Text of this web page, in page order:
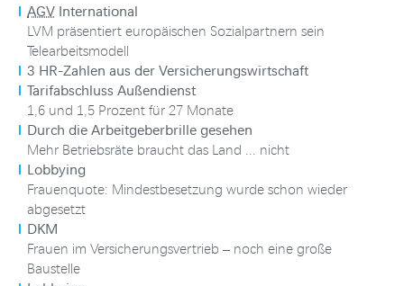
AGV International
LVM präsentiert europäischen Sozialpartnern sein
Telearbeitsmodell
3 HR-Zahlen aus der Versicherungswirtschaft
Tarifabschluss Außendienst
1,6 und 1,5 Prozent für 27 Monate
Durch die Arbeitgeberbrille gesehen
Mehr Betriebsräte braucht das Land ... nicht
Lobbying
Frauenquote: Mindestbesetzung wurde schon wieder
abgesetzt
DKM
Frauen im Versicherungsvertrieb – noch eine große
Baustelle